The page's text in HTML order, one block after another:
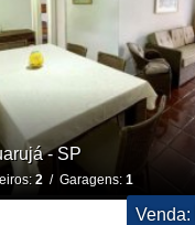
- SP
2/ Garagens: 1
Venda: